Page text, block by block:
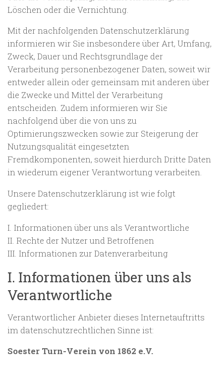
Löschen oder die Vernichtung.
Mit der nachfolgenden Datenschutzerklärung
informieren wir Sie insbesondere über Art, Umfang,
Zweck, Dauer und Rechtsgrundlage der
Verarbeitung personenbezogener Daten, soweit wir
entweder allein oder gemeinsam mit anderen über
die Zwecke und Mittel der Verarbeitung
entscheiden. Zudem informieren wir Sie
nachfolgend über die von uns zu
Optimierungszwecken sowie zur Steigerung der
Nutzungsqualität eingesetzten
Fremdkomponenten, soweit hierdurch Dritte Daten
in wiederum eigener Verantwortung verarbeiten.
Unsere Datenschutzerklärung ist wie folgt
gegliedert:
I. Informationen über uns als Verantwortliche
II. Rechte der Nutzer und Betroffenen
III. Informationen zur Datenverarbeitung
I. Informationen über uns als
Verantwortliche
Verantwortlicher Anbieter dieses Internetauftritts
im datenschutzrechtlichen Sinne ist:
Soester Turn-Verein von 1862 e.V.